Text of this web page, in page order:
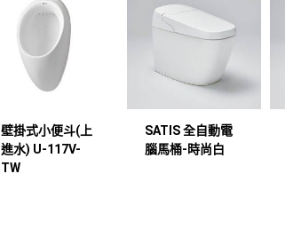
壁掛式小便斗(上
進水) U-117V-
TW
SATIS 全自動電
腦馬桶-時尚白